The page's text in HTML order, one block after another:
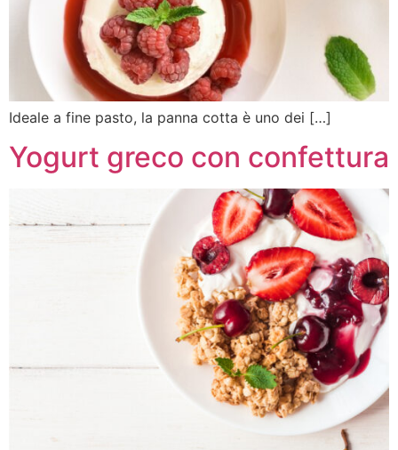
Ideale a fine pasto, la panna cotta è uno dei […]
Yogurt greco con confettura